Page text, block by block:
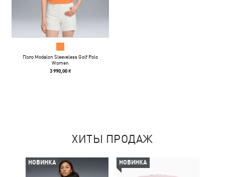
Поло Modalon Sleeveless Golf Polo
Women
3 990,00 ₴
ХИТЫ ПРОДАЖ
НОВИНКА НОВИНКА